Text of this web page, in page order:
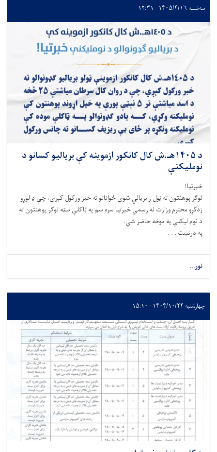
سه‌شنبه ۱۴۰۵/۴/۱۶ - ۱۲:۳۱
د ۱۴۰۵هـ.ش کال کانکور ازموینه کې بریالیو کسانو د
نوملیکنې
خبرتیا!
لوګر پوهنتون ته ټول رابريالي شوي ځوانانو ته خبر ورکول کېږي، چې ډ لوړو
زدکړو محترم وزارت له رسمي خبرتيا سره سم په ټاکلې نېټه لوګر پوهنتون ته
د نوم ليکنې په موخه حاضر شي.
په درنښت . . .
نور...
چهارشنبه ۱۴۰۴/۱۰/۲۴ - ۱۵:۱۰